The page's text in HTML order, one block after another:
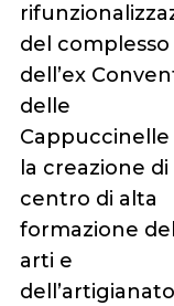
del complesso
dell’ex
delle
la creazione
centro di alta
formazione
arti e